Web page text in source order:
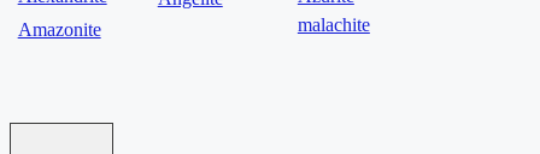
Amazonite
malachite